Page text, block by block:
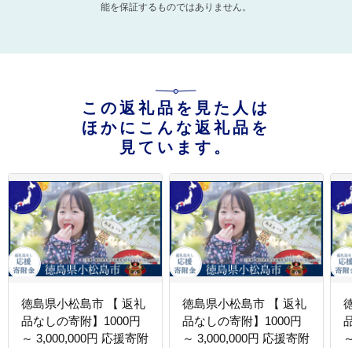
能を保証するものではありません。
この返礼品を見た人は
ほかにこんな返礼品を
見ています。
徳島県小松島市 【 返礼
品なしの寄附】1000円
～ 3,000,000円 応援寄附
徳島県小松島市 【 返礼
品なしの寄附】1000円
～ 3,000,000円 応援寄附